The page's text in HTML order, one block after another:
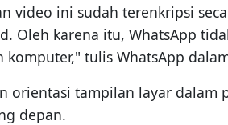
video ini sudah terenkripsi
Oleh karena itu, WhatsApp
tulis WhatsApp
orientasi tampilan layar
depan.